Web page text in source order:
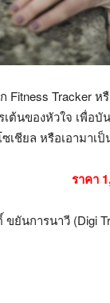
Tracker ห
เต้นของหัวใจ เพื่อ
ซเชียล หรือเอามา
ราคา
ยันการนาวี (Digi